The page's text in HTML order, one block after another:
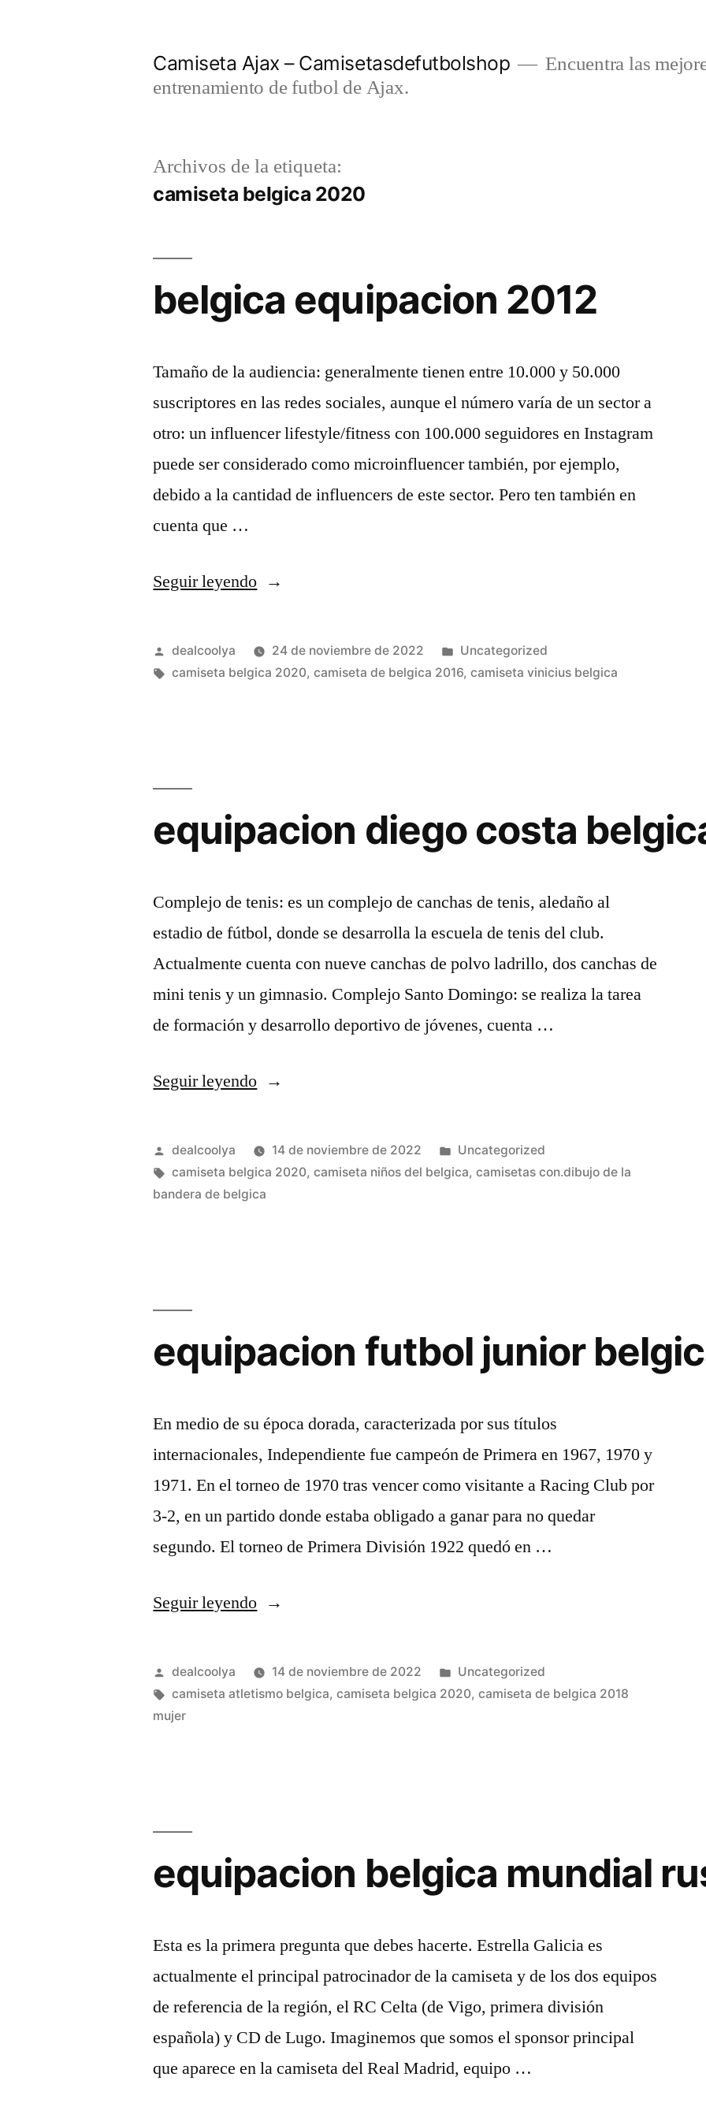
Camiseta Ajax – Camisetasdefutbolshop
Encuentra las
entrenamiento de futbol de Ajax.
Archivos de la etiqueta:
camiseta belgica 2020
belgica equipacion 2012
Tamaño de la audiencia: generalmente tienen entre 10.000 y 50.000
suscriptores en las redes sociales, aunque el número varía de un sector a
otro: un influencer lifestyle/fitness con 100.000 seguidores en Instagram
puede ser considerado como microinfluencer también, por ejemplo,
debido a la cantidad de influencers de este sector. Pero ten también en
cuenta que …
Seguir leyendo«belgica
2012»
Publicado
por
dealcoolya 24 de noviembre de 2022
Publicado
en
Uncategorized
Etiquetas:
camiseta belgica 2020,camiseta de belgica 2016,camiseta vinicius belgica
equipacion diego costa
Complejo de tenis: es un complejo de canchas de tenis, aledaño al
estadio de fútbol, donde se desarrolla la escuela de tenis del club.
Actualmente cuenta con nueve canchas de polvo ladrillo, dos canchas de
mini tenis y un gimnasio. Complejo Santo Domingo: se realiza la tarea
de formación y desarrollo deportivo de jóvenes, cuenta …
Seguir leyendo«equipacion
costa
belgica»
Publicado
por
dealcoolya 14 de noviembre de 2022
Publicado
en
Uncategorized
Etiquetas:
camiseta belgica 2020,camiseta niños del belgica,camisetas con.dibujo de la
bandera de belgica
equipacion futbol junior
En medio de su época dorada, caracterizada por sus títulos
internacionales, Independiente fue campeón de Primera en 1967, 1970 y
1971. En el torneo de 1970 tras vencer como visitante a Racing Club por
3-2, en un partido donde estaba obligado a ganar para no quedar
segundo. El torneo de Primera División 1922 quedó en …
Seguir leyendo«equipacion
junior
belgica»
Publicado
por
dealcoolya 14 de noviembre de 2022
Publicado
en
Uncategorized
Etiquetas:
camiseta atletismo belgica,camiseta belgica 2020,camiseta de belgica 2018
mujer
equipacion belgica mundial
Esta es la primera pregunta que debes hacerte. Estrella Galicia es
actualmente el principal patrocinador de la camiseta y de los dos equipos
de referencia de la región, el RC Celta (de Vigo, primera división
española) y CD de Lugo. Imaginemos que somos el sponsor principal
que aparece en la camiseta del Real Madrid, equipo …